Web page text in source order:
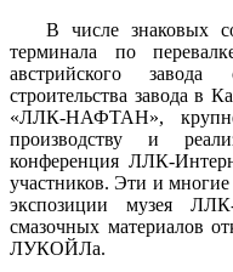
В числе знаковых
терминала по
австрийского завода
строительства завода в
«ЛЛК-НАФТАН»,
производству и
конференция ЛЛК-
участников. Эти и
экспозиции музея
смазочных материалов
ЛУКОЙЛа.